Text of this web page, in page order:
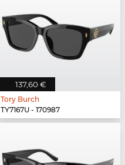
137,60 €
Tory Burch
TY7167U - 170987